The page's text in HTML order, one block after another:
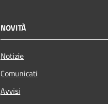
NOVITÀ
Notizie
Comunicati
Avvisi